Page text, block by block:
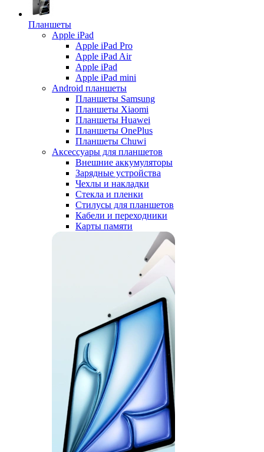
Планшеты
Apple iPad
Apple iPad Pro
Apple iPad Air
Apple iPad
Apple iPad mini
Android планшеты
Планшеты Samsung
Планшеты Xiaomi
Планшеты Huawei
Планшеты OnePlus
Планшеты Chuwi
Аксессуары для планшетов
Внешние аккумуляторы
Зарядные устройства
Чехлы и накладки
Стекла и пленки
Стилусы для планшетов
Кабели и переходники
Карты памяти